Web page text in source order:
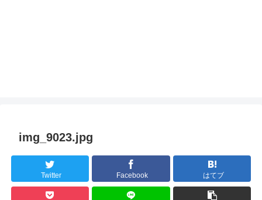
img_9023.jpg
Twitter Facebook はてブ